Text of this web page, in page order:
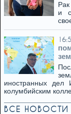
и
иностранных дел
колумбийским
ВСЕ НОВОСТИ